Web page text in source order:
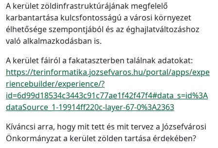
A kerület zöldinfrastruktúrájának megfelelő
karbantartása kulcsfontosságú a városi környezet
élhetősége szempontjából és az éghajlatváltozáshoz
való alkalmazkodásban is.
A kerület fáiról a fakataszterben találnak adatokat:
https://terinformatika.jozsefvaros.hu/portal/apps/expe
riencebuilder/experience/?
id=6d99d18534c3443c91c77ae1f42f47f4#data_s=id%3A
dataSource_1-19914ff220c-layer-67-0%3A2363
Kíváncsi arra, hogy mit tett és mit tervez a Józsefvárosi
Önkormányzat a kerület zölden tartása érdekében?